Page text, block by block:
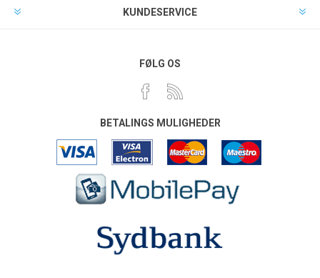
KUNDESERVICE
FØLG OS
BETALINGS MULIGHEDER